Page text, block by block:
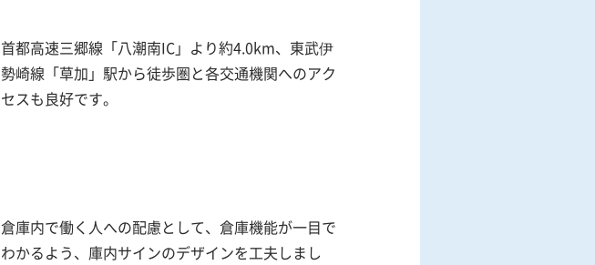
首都高速三郷線「八潮南IC」より約4.0km、東武伊
勢崎線「草加」駅から徒歩圏と各交通機関へのアク
セスも良好です。
倉庫内で働く人への配慮として、倉庫機能が一目で
わかるよう、庫内サインのデザインを工夫しまし